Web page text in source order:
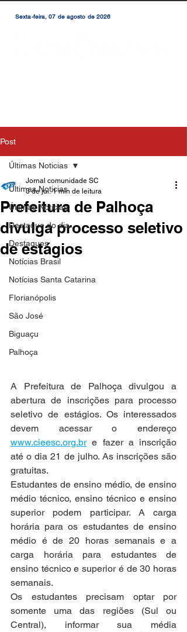
Sexta-feira, 07 de agosto de 2026
Post
Últimas Noticias
Últimas Notícias
Destaque do dia
Destaques
Notícias Brasil
Notícias Santa Catarina
Florianópolis
São José
Biguaçu
Palhoça
Últimas Noticias
Prefeitura de Palhoça
divulga processo seletivo
de estágios
Jornal comunidade SC
3 de jul. 1 min de leitura
A Prefeitura de Palhoça divulgou a
abertura de inscrições para processo
seletivo de estágios. Os interessados
www.cieesc.org.br e fazer a inscrição
até o dia 21 de julho. As inscrições são
gratuitas.
Estudantes de ensino médio, de ensino
médio técnico, ensino técnico e ensino
superior podem participar. A carga
horária para os estudantes de ensino
médio é de 20 horas semanais e a
carga horária para estudantes de
ensino técnico e superior é de 30 horas
semanais.
Os estudantes precisam optar por
somente uma das regiões (Sul ou
Central), informar sua média